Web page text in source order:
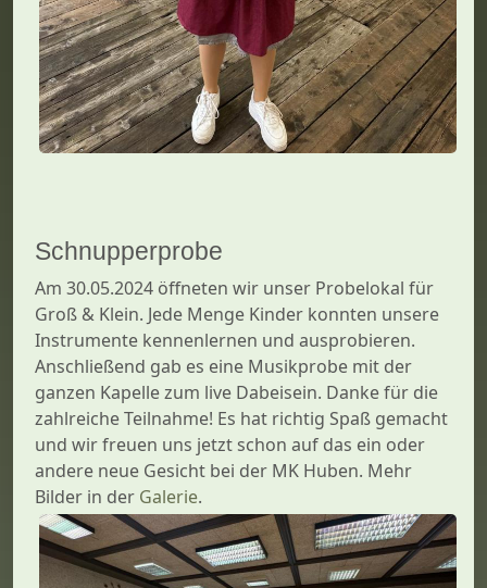
Schnupperprobe
Am 30.05.2024 öffneten wir unser Probelokal für
Groß & Klein. Jede Menge Kinder konnten unsere
Instrumente kennenlernen und ausprobieren.
Anschließend gab es eine Musikprobe mit der
ganzen Kapelle zum live Dabeisein. Danke für die
zahlreiche Teilnahme! Es hat richtig Spaß gemacht
und wir freuen uns jetzt schon auf das ein oder
andere neue Gesicht bei der MK Huben. Mehr
Bilder in der Galerie.